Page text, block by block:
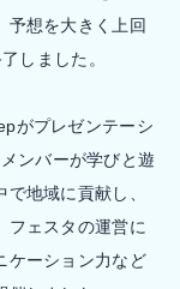
予想を大きく上回
しました。
がプレゼンテーシ
ンバーが学びと遊
地域に貢献し、
フェスタの運営に
ケーション力など